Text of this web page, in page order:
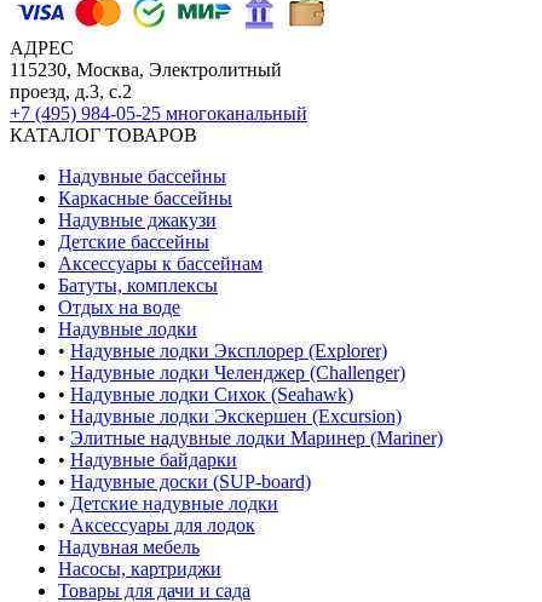
АДРЕС
115230, Москва, Электролитный
проезд, д.3, с.2
+7 (495) 984-05-25 многоканальный
КАТАЛОГ ТОВАРОВ
Надувные бассейны
Каркасные бассейны
Надувные джакузи
Детские бассейны
Аксессуары к бассейнам
Батуты, комплексы
Отдых на воде
Надувные лодки
• Надувные лодки Эксплорер (Explorer)
• Надувные лодки Челенджер (Challenger)
• Надувные лодки Сихок (Seahawk)
• Надувные лодки Экскершен (Excursion)
• Элитные надувные лодки Маринер (Mariner)
• Надувные байдарки
• Надувные доски (SUP-board)
• Детские надувные лодки
• Аксессуары для лодок
Надувная мебель
Насосы, картриджи
Товары для дачи и сада